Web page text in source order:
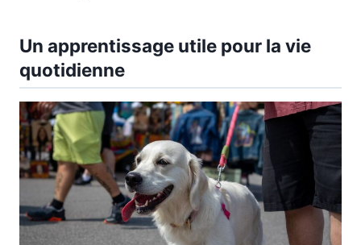
Un apprentissage utile pour la vie
quotidienne